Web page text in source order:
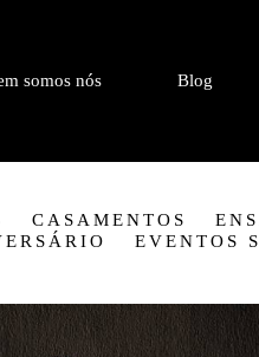
somos nós Blog
CASAMENTOS
EVENTOS